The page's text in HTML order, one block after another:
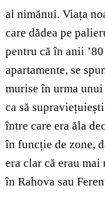
al nimănui. Viața
care dădea pe
pentru că în anii
apartamente, se
murise în urma
ca să
între care era ăla
în funcție de zone,
era clar că erau
în Rahova sau